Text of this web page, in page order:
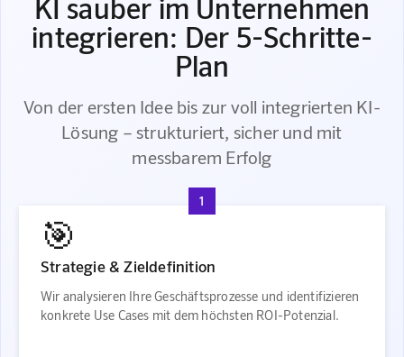
integrieren: Der 5-Schritte-
Plan
Von der ersten Idee bis zur voll integrierten KI-
Lösung – strukturiert, sicher und mit
messbarem Erfolg
1
🎯
Strategie & Zieldefinition
Wir analysieren Ihre Geschäftsprozesse und identifizieren
konkrete Use Cases mit dem höchsten ROI-Potenzial.